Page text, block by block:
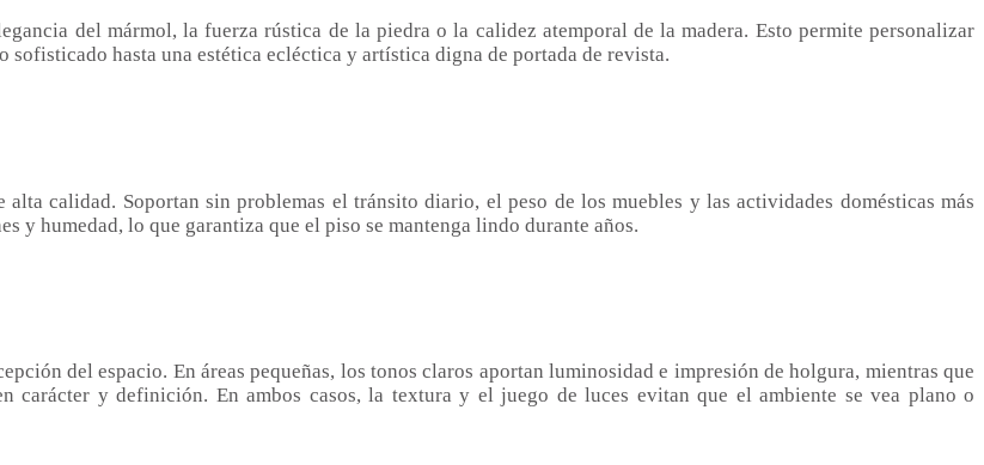
del mármol, la fuerza rústica de la piedra o la calidez atemporal de la madera. Esto permite personalizar
hasta una estética ecléctica y artística digna de portada de revista.
calidad. Soportan sin problemas el tránsito diario, el peso de los muebles y las actividades domésticas más
y humedad, lo que garantiza que el piso se mantenga lindo durante años.
del espacio. En áreas pequeñas, los tonos claros aportan luminosidad e impresión de holgura, mientras que
carácter y definición. En ambos casos, la textura y el juego de luces evitan que el ambiente se vea plano o